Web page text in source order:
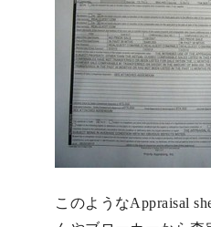
このようなAppraisal